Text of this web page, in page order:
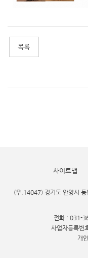
사이트맵
(우.14047) 경기도 안양시
전화 : 031-
사업자등록
개